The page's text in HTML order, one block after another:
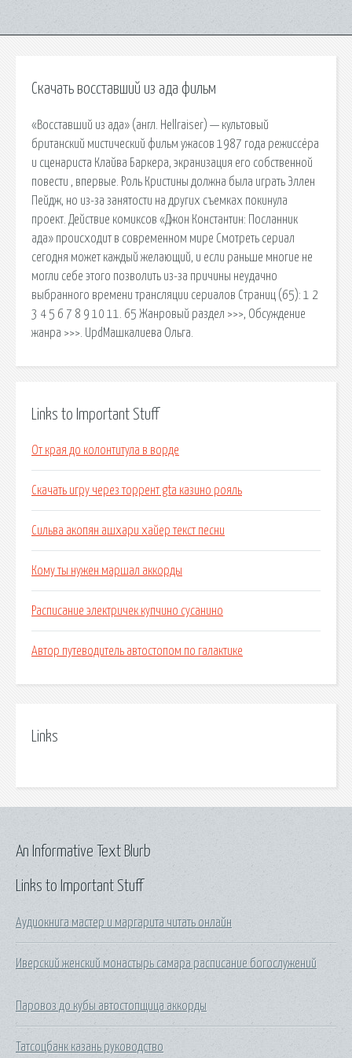
Скачать восставший из ада фильм
«Восставший из ада» (англ. Hellraiser) — культовый
британский мистический фильм ужасов 1987 года режиссёра
и сценариста Клайва Баркера, экранизация его собственной
повести , впервые. Роль Кристины должна была играть Эллен
Пейдж, но из-за занятости на других съемках покинула
проект. Действие комиксов «Джон Константин: Посланник
ада» происходит в современном мире Смотреть сериал
сегодня может каждый желающий, и если раньше многие не
могли себе этого позволить из-за причины неудачно
выбранного времени трансляции сериалов Страниц (65): 1 2
3 4 5 6 7 8 9 10 11. 65 Жанровый раздел >>>, Обсуждение
жанра >>>. UpdМашкалиева Ольга.
Links to Important Stuff
От края до колонтитула в ворде
Скачать игру через торрент gta казино рояль
Сильва акопян ашхари хайер текст песни
Кому ты нужен маршал аккорды
Расписание электричек купчино сусанино
Автор путеводитель автостопом по галактике
Links
Links to Important Stuff
Аудиокнига мастер и маргарита читать онлайн
Иверский женский монастырь самара расписание богослужений
Паровоз до кубы автостопщица аккорды
Татсоцбанк казань руководство
An Informative Text Blurb